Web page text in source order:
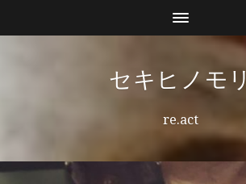
セキヒノモリ
re.act